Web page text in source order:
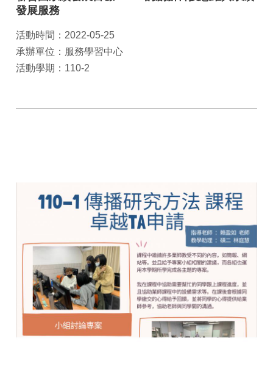
發展服務
活動時間：2022-05-25
承辦單位：服務學習中心
活動學期：110-2